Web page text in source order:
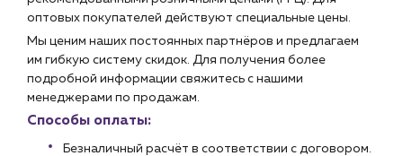
оптовых покупателей действуют специальные цены.
Мы ценим наших постоянных партнёров и предлагаем
им гибкую систему скидок. Для получения более
подробной информации свяжитесь с нашими
менеджерами по продажам.
Способы оплаты:
Безналичный расчёт в соответствии с договором.